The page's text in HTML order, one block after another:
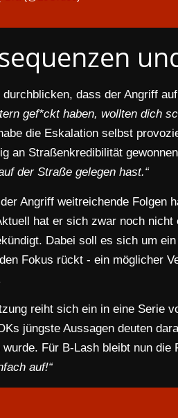
dass der Angriff
gef*ckt haben, wollten dich
die Eskalation selbst
an Straßenkredibilität
der Straße gelegen hast.“
Angriff weitreichende Folgen
hat er sich zwar noch
Dabei soll es sich um
Fokus rückt - ein möglicher
reiht sich ein in eine Serie
jüngste Aussagen deuten
wurde. Für B-Lash bleibt nun
auf!“